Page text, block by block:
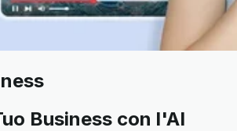
Business con l'AI